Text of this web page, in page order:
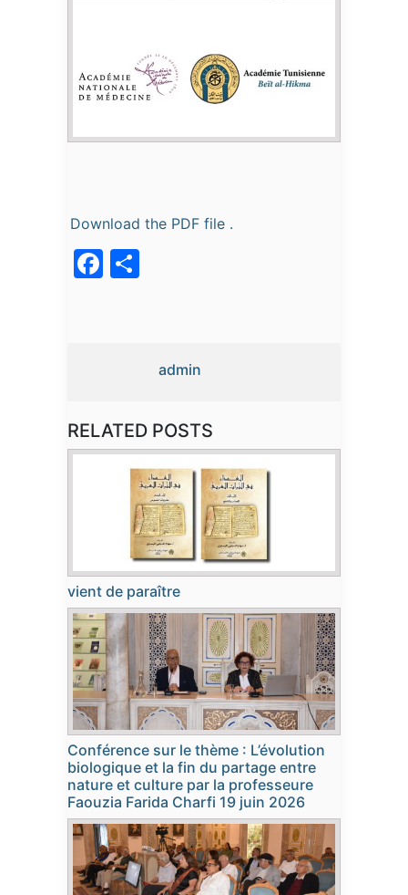
Download the PDF file .
Facebook
admin
RELATED POSTS
vient de paraître
Conférence sur le thème : L’évolution
biologique et la fin du partage entre
nature et culture par la professeure
Faouzia Farida Charfi 19 juin 2026